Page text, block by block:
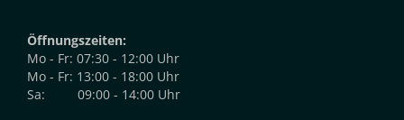
Öffnungszeiten:
Mo - Fr: 07:30 - 12:00 Uhr
Mo - Fr: 13:00 - 18:00 Uhr
Sa: 09:00 - 14:00 Uhr